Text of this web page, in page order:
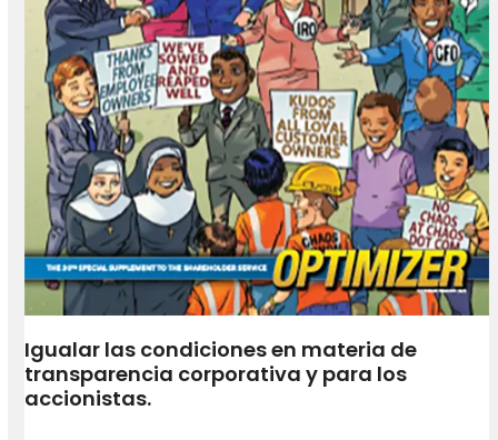
Igualar las condiciones en materia de
transparencia corporativa y para los
accionistas.